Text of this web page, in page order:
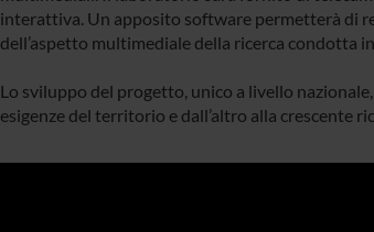
interattiva. Un apposito software permetterà di
dell’aspetto multimediale della ricerca condotta
Lo sviluppo del progetto, unico a livello
esigenze del territorio e dall’altro alla crescente